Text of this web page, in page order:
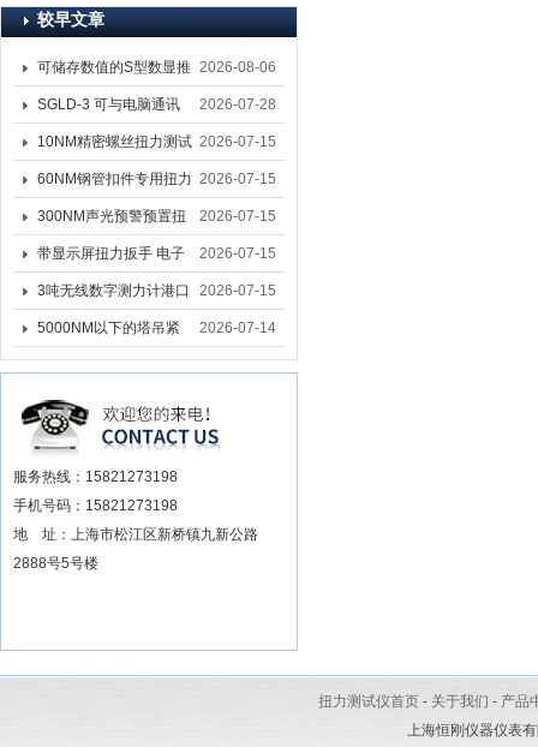
较早文章
可储存数值的S型数显推
拉力计 SGSF-100外置
式测力计
2026-08-06
SGLD-3 可与电脑通讯
的无线测力计 0.03-3T化
工行业用遥控式推拉力
计
2026-07-28
10NM精密螺丝扭力测试
专用扭矩扳手,产线质检
螺丝扭力专用扳手厂家
2026-07-15
60NM钢管扣件专用扭力
扳手 脚手架扭力检测扳
手 工地扣件扭矩扳手品
牌
2026-07-15
300NM声光预警预置扭
力扳手 工业紧固专用数
显扭力工具厂家
2026-07-15
带显示屏扭力扳手 电子
数显扭力扳手 20NM精
准可调力矩扳手品牌
2026-07-15
3吨无线数字测力计港口
吊装专用
2026-07-15
5000NM以下的塔吊紧
固大扭力电动扳手 塔机
安装电动扳手厂家
2026-07-14
服务热线：15821273198
手机号码：15821273198
地 址：上海市松江区新桥镇九新公路
2888号5号楼
扭力测试仪首页 - 关于我们 - 产品
上海恒刚仪器仪表